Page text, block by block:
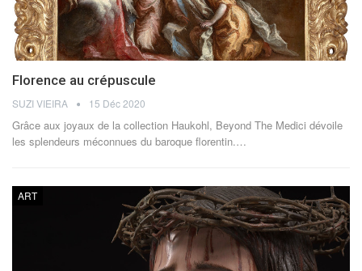
Florence au crépuscule
SUZI VIEIRA 15 Déc 2020
Grâce aux joyaux de la collection Haukohl, Beyond The Medici dévoile
les splendeurs méconnues du baroque florentin.…
ART